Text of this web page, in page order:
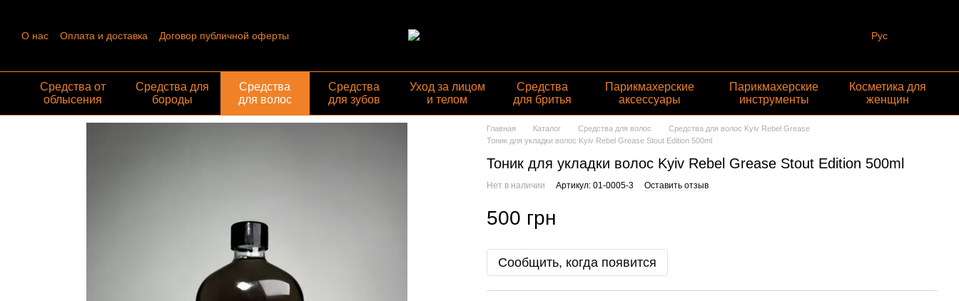
О нас Оплата и доставка
Договор публичной оферты
Рус
Средства от
облысения
Средства для
бороды
Средства
для волос
Средства
для зубов
Уход за лицом
и телом
Средства
для бритья
Парикмахерские
аксессуары
Парикмахерские
инструменты
Косметика для
женщин
Главная Каталог Средства для волос
Средства для волос Kyiv Rebel Grease
Тоник для укладки волос Kyiv Rebel Grease Stout Edition 500ml
Тоник для укладки волос Kyiv Rebel Grease Stout Edition 500ml
Нет в наличии Артикул: 01-0005-3 Оставить отзыв
500 грн
Сообщить, когда появится